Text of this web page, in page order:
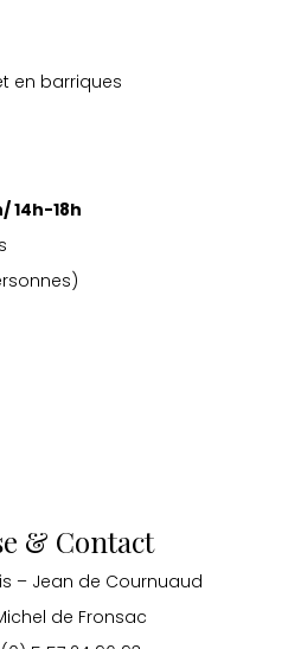
en barriques
14h-18h
& Contact
– Jean de Cournuaud
de Fronsac